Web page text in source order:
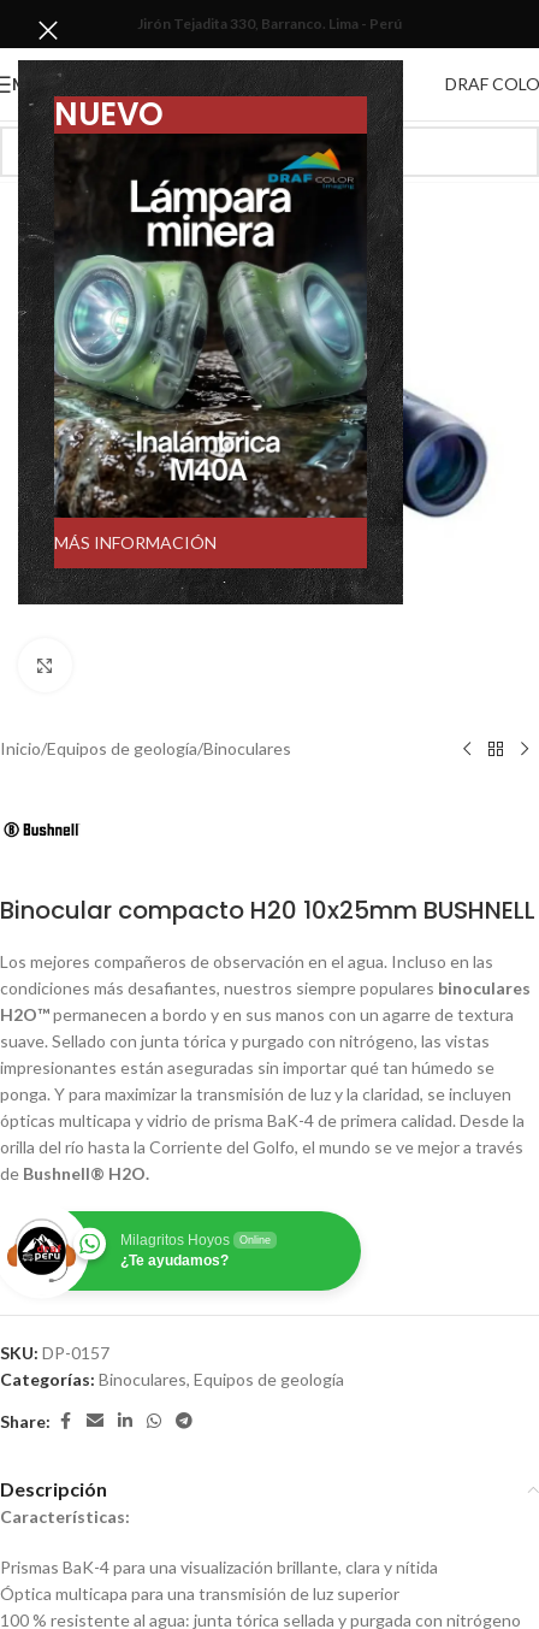
NUEVO
MÁS INFORMACIÓN
Jirón Tejadita 330, Barranco. Lima - Perú
MENU DRAF
Inicio/Equipos de geología/Binoculares
Binocular compacto H20 10x25mm BUSHNELL
Los mejores compañeros de observación en el agua. Incluso en las
condiciones más desafiantes, nuestros siempre populares binoculares
H2O™permanecen a bordo y en sus manos con un agarre de textura
suave. Sellado con junta tórica y purgado con nitrógeno, las vistas
impresionantes están aseguradas sin importar qué tan húmedo se
ponga. Y para maximizar la transmisión de luz y la claridad, se incluyen
ópticas multicapa y vidrio de prisma BaK-4 de primera calidad. Desde la
orilla del río hasta la Corriente del Golfo, el mundo se ve mejor a través
de Bushnell® H2O.
Milagritos Hoyos Online
¿Te ayudamos?
SKU: DP-0157
Categorías: Binoculares, Equipos de geología
Share:
Descripción
Características:
Prismas BaK-4 para una visualización brillante, clara y nítida
Óptica multicapa para una transmisión de luz superior
100 % resistente al agua: junta tórica sellada y purgada con nitrógeno